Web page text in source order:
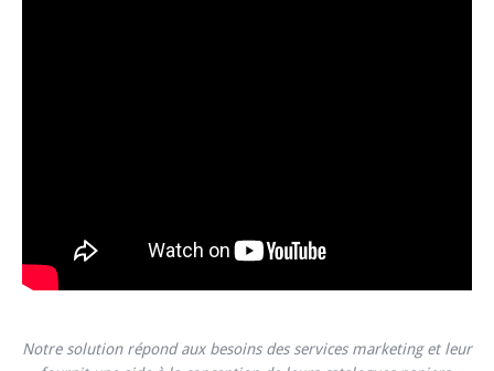
Notre solution répond aux besoins des services marketing et leur